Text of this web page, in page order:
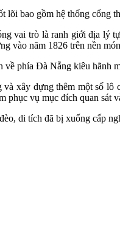
bao gồm hệ thống cổng
vai trò là ranh giới địa
vào năm 1826 trên nền
phía Đà Nẵng kiêu hãnh
xây dựng thêm một số
phục vụ mục đích quan sát
di tích đã bị xuống cấp